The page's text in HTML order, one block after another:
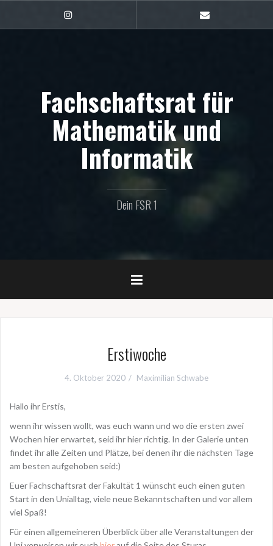
springen
FSR1
auf
E-
Mail
Fachschaftsrat für
Mathematik und
Informatik
Dein FSR 1
Erstiwoche
4. Oktober 2020 Maximilian Schwabe
Hallo ihr Erstis,
wenn ihr wissen wollt, was euch wann und wo die ersten zwei
Wochen hier erwartet, seid ihr hier richtig. In der Galerie unten
findet ihr alle Zeiten und Plätze, bei denen ihr die nächsten Tage
am besten aufgehoben seid:)
Euer Fachschaftsrat der Fakultät 1 wünscht euch einen guten
Start in den Unialltag, viele neue Bekanntschaften und vor allem
viel Spaß!
Für einen allgemeineren Überblick über alle Veranstaltungen der